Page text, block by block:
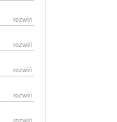
rozwiń
rozwiń
rozwiń
rozwiń